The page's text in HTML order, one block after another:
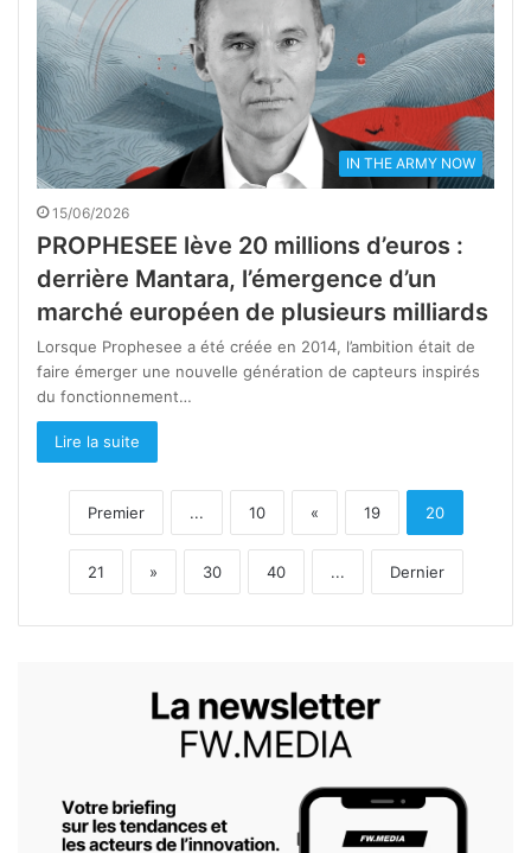
IN THE ARMY NOW
15/06/2026
PROPHESEE lève 20 millions d’euros :
derrière Mantara, l’émergence d’un
marché européen de plusieurs milliards
Lorsque Prophesee a été créée en 2014, l’ambition était de
faire émerger une nouvelle génération de capteurs inspirés
du fonctionnement…
Lire la suite
Premier ... 10 « 19 20
21 » 30 40 ... Dernier